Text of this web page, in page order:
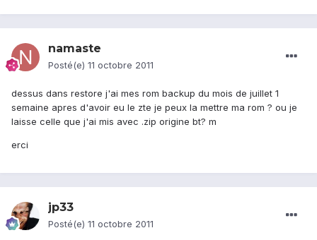
namaste
Posté(e) 11 octobre 2011
dessus dans restore j'ai mes rom backup du mois de juillet 1
semaine apres d'avoir eu le zte je peux la mettre ma rom ? ou je
laisse celle que j'ai mis avec .zip origine bt? m
erci
jp33
Posté(e) 11 octobre 2011